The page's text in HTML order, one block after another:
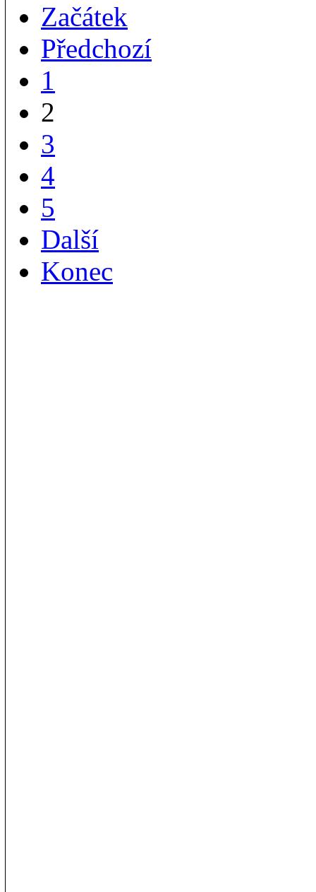
Začátek
Předchozí
1
2
3
4
5
Další
Konec